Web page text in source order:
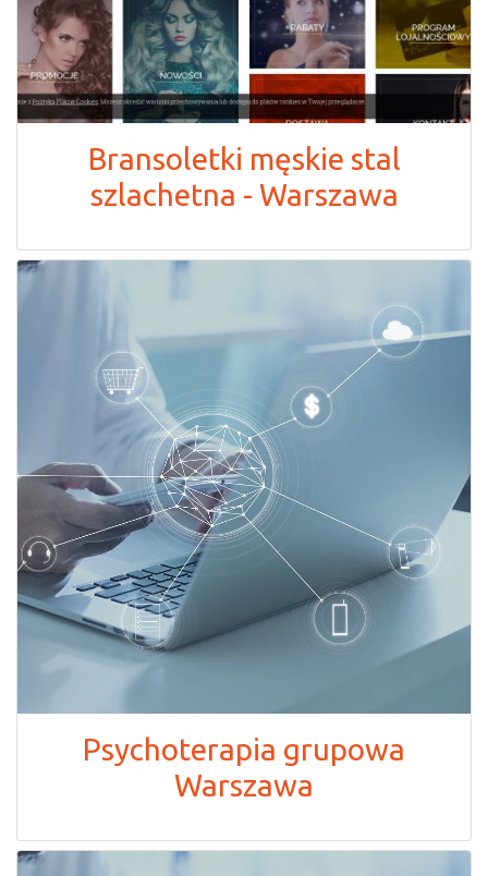
Bransoletki męskie stal
szlachetna - Warszawa
Psychoterapia grupowa
Warszawa